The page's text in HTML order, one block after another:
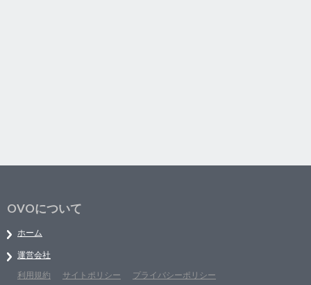
OVOについて
ホーム
運営会社
利用規約
サイトポリシー プライバシーポリシー